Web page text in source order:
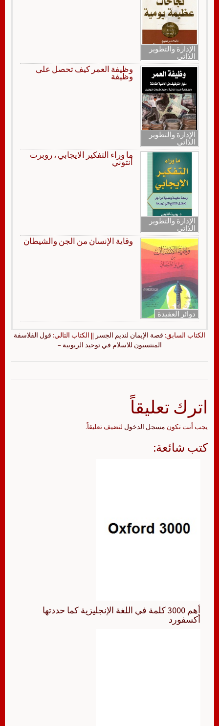
الإدارة والتطوير
الذاتي
الإدارة والتطوير
الذاتي
وظيفة العمر كيف تحصل على
وظيفة
الإدارة والتطوير
الذاتي
ما وراء التفكير الايجابي ، روبرت
أنتوني
دوائر العقيدة
وقاية الإنسان من الجن والشيطان
الكتاب السابق: قصة الإيمان لنديم الجسر || الكتاب التالي: قول الفلاسفة
المنتسبون للاسلام في توحيد الريوبية –
اترك تعليقاً
يجب أنت تكون مسجل الدخول لتضيف تعليقاً.
كتب شائعة:
أهم 3000 كلمة في اللغة الإنجليزية كما حددتها
أكسفورد